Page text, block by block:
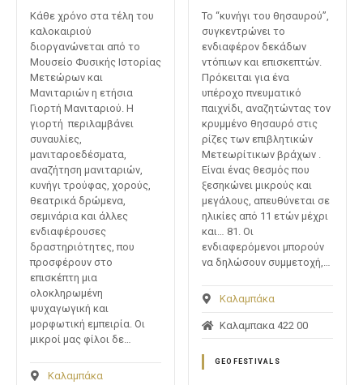
Κάθε χρόνο στα τέλη του
καλοκαιριού
διοργανώνεται από το
Μουσείο Φυσικής Ιστορίας
Μετεώρων και
Μανιταριών η ετήσια
Γιορτή Μανιταριού. Η
γιορτή περιλαμβάνει
συναυλίες,
μανιταροεδέσματα,
αναζήτηση μανιταριών,
κυνήγι τρούφας, χορούς,
θεατρικά δρώμενα,
σεμινάρια και άλλες
ενδιαφέρουσες
δραστηριότητες, που
προσφέρουν στο
επισκέπτη μια
ολοκληρωμένη
ψυχαγωγική και
μορφωτική εμπειρία. Οι
μικροί μας φίλοι δε…
Καλαμπάκα
Το “κυνήγι του θησαυρού”,
συγκεντρώνει το
ενδιαφέρον δεκάδων
ντόπιων και επισκεπτών.
Πρόκειται για ένα
υπέροχο πνευματικό
παιχνίδι, αναζητώντας τον
κρυμμένο θησαυρό στις
ρίζες των επιβλητικών
Μετεωρίτικων βράχων .
Είναι ένας θεσμός που
ξεσηκώνει μικρούς και
μεγάλους, απευθύνεται σε
ηλικίες από 11 ετών μέχρι
και… 81. Οι
ενδιαφερόμενοι μπορούν
να δηλώσουν συμμετοχή,…
Καλαμπάκα
Καλαμπακα 422 00
GEOFESTIVALS